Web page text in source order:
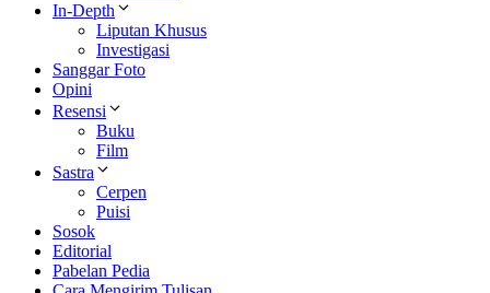
In-Depth
Liputan Khusus
Investigasi
Sanggar Foto
Opini
Resensi
Buku
Film
Sastra
Cerpen
Puisi
Sosok
Editorial
Pabelan Pedia